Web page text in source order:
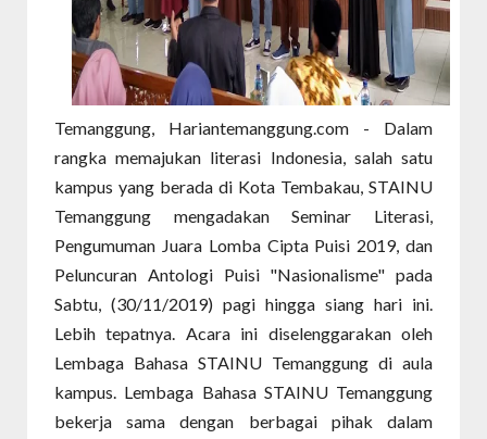
Temanggung, Hariantemanggung.com - Dalam
rangka memajukan literasi Indonesia, salah satu
kampus yang berada di Kota Tembakau, STAINU
Temanggung mengadakan Seminar Literasi,
Pengumuman Juara Lomba Cipta Puisi 2019, dan
Peluncuran Antologi Puisi "Nasionalisme" pada
Sabtu, (30/11/2019) pagi hingga siang hari ini.
Lebih tepatnya. Acara ini diselenggarakan oleh
Lembaga Bahasa STAINU Temanggung di aula
kampus. Lembaga Bahasa STAINU Temanggung
bekerja sama dengan berbagai pihak dalam